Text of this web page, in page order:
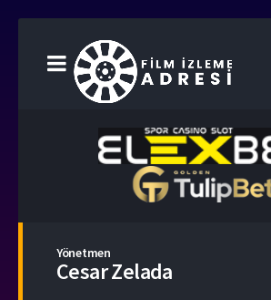
Yönetmen
Cesar Zelada